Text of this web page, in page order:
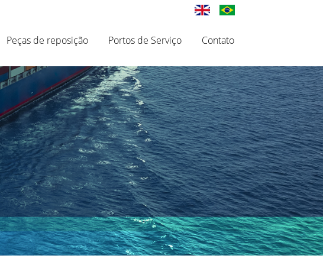
Peças de reposição Portos de Serviço Contato